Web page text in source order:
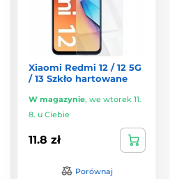
Xiaomi Redmi 12 / 12 5G
/ 13 Szkło hartowane
W magazynie, we wtorek 11.
8. u Ciebie
11.8 zł
Porównaj